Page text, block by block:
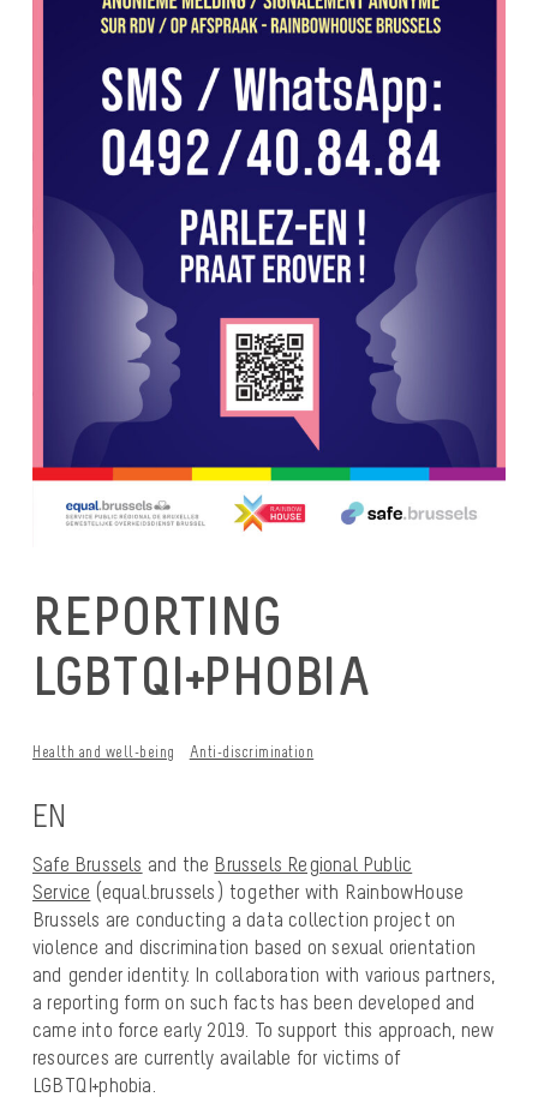
REPORTING
LGBTQI+PHOBIA
Health and well-being Anti-discrimination
EN
Safe Brussels and the Brussels Regional Public
Service (equal.brussels) together with RainbowHouse
Brussels are conducting a data collection project on
violence and discrimination based on sexual orientation
and gender identity. In collaboration with various partners,
a reporting form on such facts has been developed and
came into force early 2019. To support this approach, new
resources are currently available for victims of
LGBTQI+phobia.